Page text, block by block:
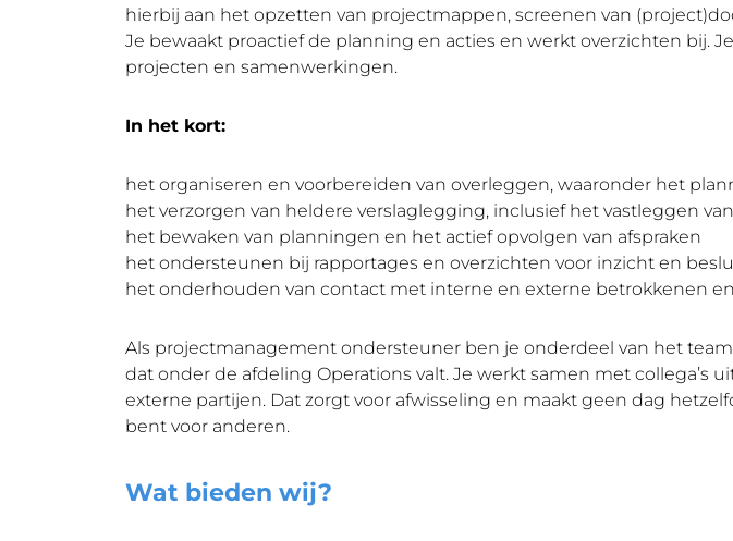
hierbij aan het opzetten van projectmappen, screenen van
Je bewaakt proactief de planning en acties en werkt overzichten bij.
projecten en samenwerkingen.
In het kort:
het organiseren en voorbereiden van overleggen, waaronder het
het verzorgen van heldere verslaglegging, inclusief het vastleggen
het bewaken van planningen en het actief opvolgen van afspraken
het ondersteunen bij rapportages en overzichten voor inzicht en
het onderhouden van contact met interne en externe betrokkenen
Als projectmanagement ondersteuner ben je onderdeel van het
dat onder de afdeling Operations valt. Je werkt samen met
externe partijen. Dat zorgt voor afwisseling en maakt geen dag
bent voor anderen.
Wat bieden wij?